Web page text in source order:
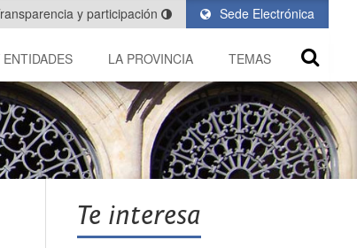
Sede Electrónica
y participación
LA PROVINCIA TEMAS
Te interesa